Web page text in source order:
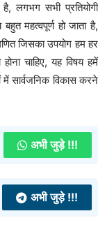
लगभग सभी प्रतियोगी
महत्वपूर्ण हो जाता है,
जिसका उपयोग हम हर
चाहिए, यह विषय हमें
में सार्वजनिक विकास करने
अभी जुड़े !!!
अभी जुड़े !!!